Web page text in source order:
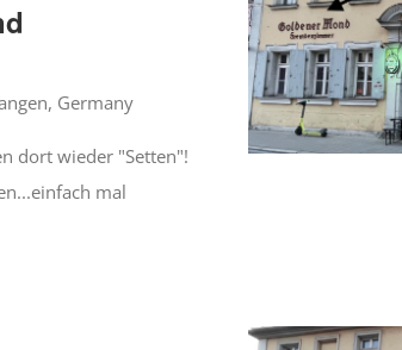
Germany
dort wieder "Setten"!
mal